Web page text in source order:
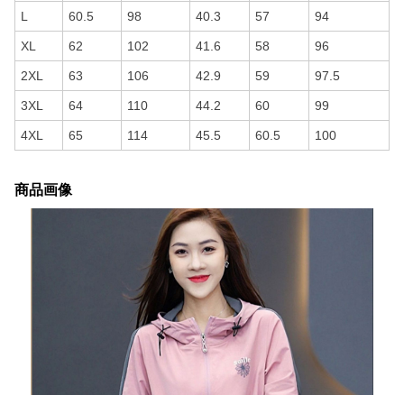
L 60.5 98 40.3 57 94
XL 62 102 41.6 58 96
2XL 63 106 42.9 59 97.5
3XL 64 110 44.2 60 99
4XL 65 114 45.5 60.5 100
商品画像